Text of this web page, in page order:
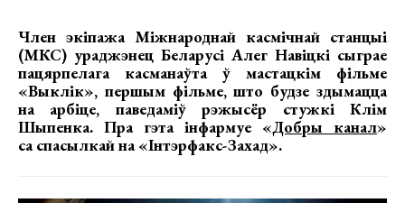
Член экіпажа Міжнароднай касмічнай станцыі
(МКС) ураджэнец Беларусі Алег Навіцкі сыграе
пацярпелага касманаўта ў мастацкім фільме
«Выклік», першым фільме, што будзе здымацца
на арбіце, паведаміў рэжысёр стужкі Клім
Шыпенка. Пра гэта інфармуе «Добры канал»
са спасылкай на «Інтэрфакс-Захад».